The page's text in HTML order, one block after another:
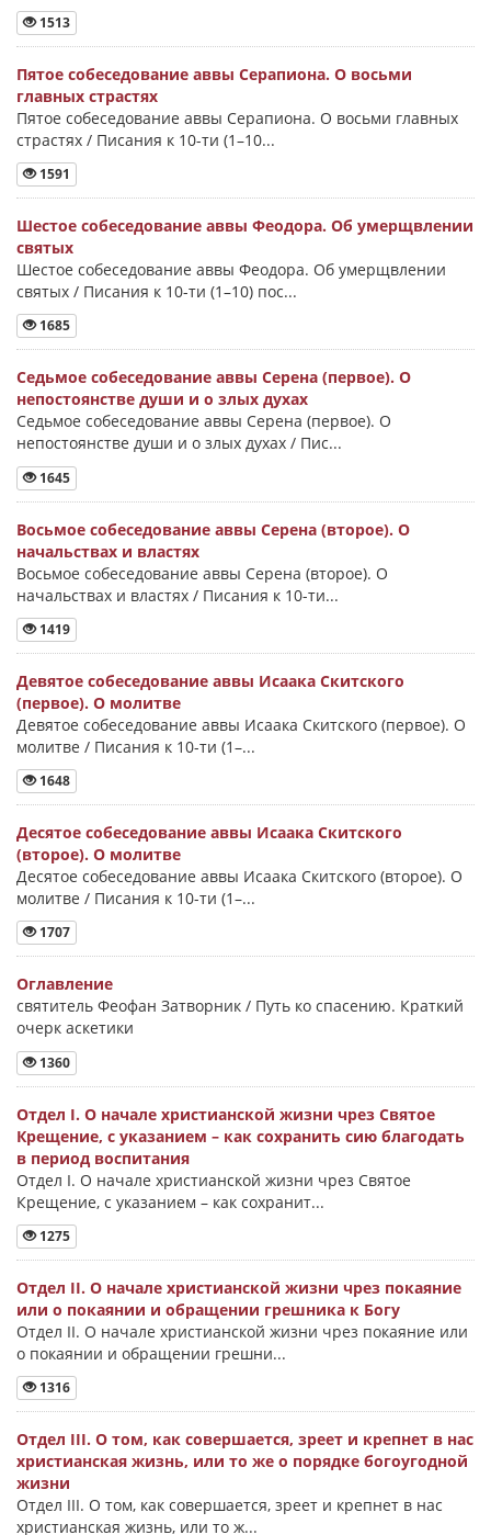
1513
Пятое собеседование аввы Серапиона. О восьми
главных страстях
Пятое собеседование аввы Серапиона. О восьми главных
страстях / Писания к 10-ти (1–10...
1591
Шестое собеседование аввы Феодора. Об умерщвлении
святых
Шестое собеседование аввы Феодора. Об умерщвлении
святых / Писания к 10-ти (1–10) пос...
1685
Седьмое собеседование аввы Серена (первое). О
непостоянстве души и о злых духах
Седьмое собеседование аввы Серена (первое). О
непостоянстве души и о злых духах / Пис...
1645
Восьмое собеседование аввы Серена (второе). О
начальствах и властях
Восьмое собеседование аввы Серена (второе). О
начальствах и властях / Писания к 10-ти...
1419
Девятое собеседование аввы Исаака Скитского
(первое). О молитве
Девятое собеседование аввы Исаака Скитского (первое). О
молитве / Писания к 10-ти (1–...
1648
Десятое собеседование аввы Исаака Скитского
(второе). О молитве
Десятое собеседование аввы Исаака Скитского (второе). О
молитве / Писания к 10-ти (1–...
1707
Оглавление
святитель Феофан Затворник / Путь ко спасению. Краткий
очерк аскетики
1360
Отдел I. О начале христианской жизни чрез Святое
Крещение, с указанием – как сохранить сию благодать
в период воспитания
Отдел I. О начале христианской жизни чрез Святое
Крещение, с указанием – как сохранит...
1275
Отдел II. О начале христианской жизни чрез покаяние
или о покаянии и обращении грешника к Богу
Отдел II. О начале христианской жизни чрез покаяние или
о покаянии и обращении грешни...
1316
Отдел III. О том, как совершается, зреет и крепнет в нас
христианская жизнь, или то же о порядке богоугодной
жизни
Отдел III. О том, как совершается, зреет и крепнет в нас
христианская жизнь, или то ж...